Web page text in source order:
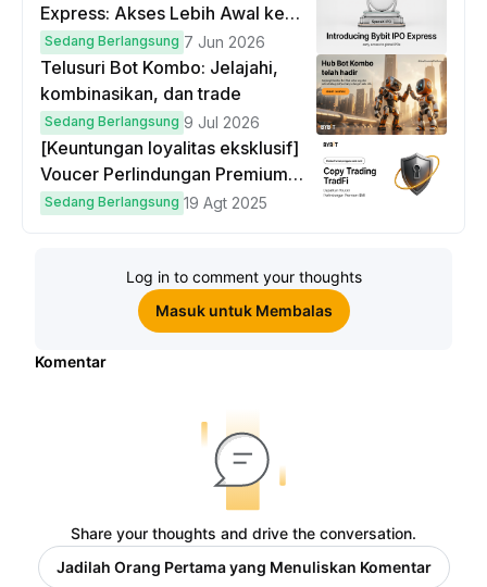
Express: Akses Lebih Awal ke
IPO Global!
Sedang Berlangsung 7 Jun 2026
Telusuri Bot Kombo: Jelajahi,
kombinasikan, dan trade
Sedang Berlangsung 9 Jul 2026
[Keuntungan loyalitas eksklusif]
Voucer Perlindungan Premium
hingga $50
Sedang Berlangsung 19 Agt 2025
Log in to comment your thoughts
Masuk untuk Membalas
Komentar
Share your thoughts and drive the conversation.
Jadilah Orang Pertama yang Menuliskan Komentar